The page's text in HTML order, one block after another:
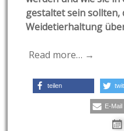
gestaltet sein sollten,
Weidetierhaltung
Read more… →
teilen
E-Mail